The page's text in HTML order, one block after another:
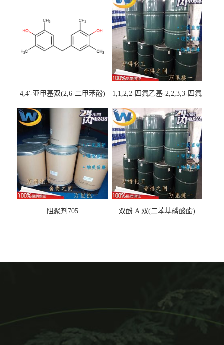
4,4'-亚甲基双(2,6-二甲苯酚)
1,1,2,2-四氟乙基-2,2,3,3-四氟
阻聚剂705 双酚 A 双(二苯基磷酸酯)